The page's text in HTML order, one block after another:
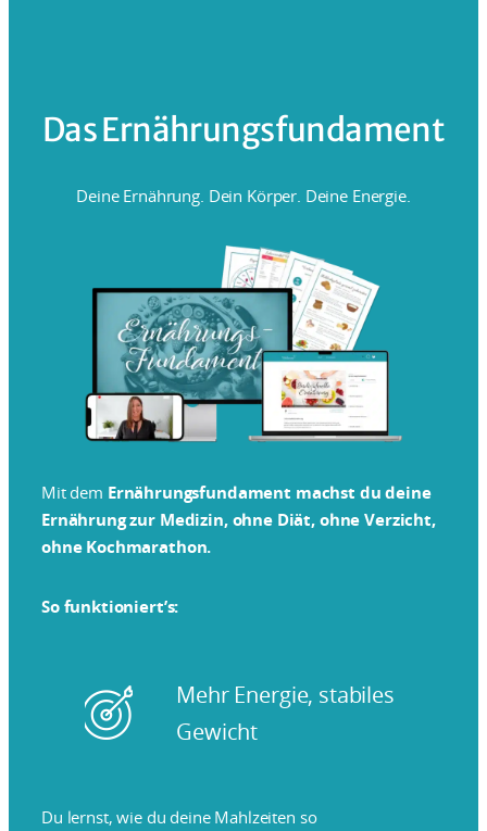
Das Ernährungsfundament
Deine Ernährung. Dein Körper. Deine Energie.
Mit dem Ernährungsfundament machst du deine
Ernährung zur Medizin, ohne Diät, ohne Verzicht,
ohne Kochmarathon.
So funktioniert’s:
Mehr Energie, stabiles
Gewicht
Du lernst, wie du deine Mahlzeiten so